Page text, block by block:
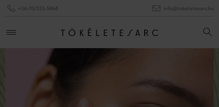
+36-70/555-5848 info@tokeletesarc.hu